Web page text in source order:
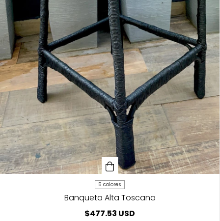
5 colores
Banqueta Alta Toscana
$477.53 USD